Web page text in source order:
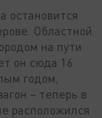
остановится
Областной
на пути
он сюда 16
годом,
– теперь в
расположился